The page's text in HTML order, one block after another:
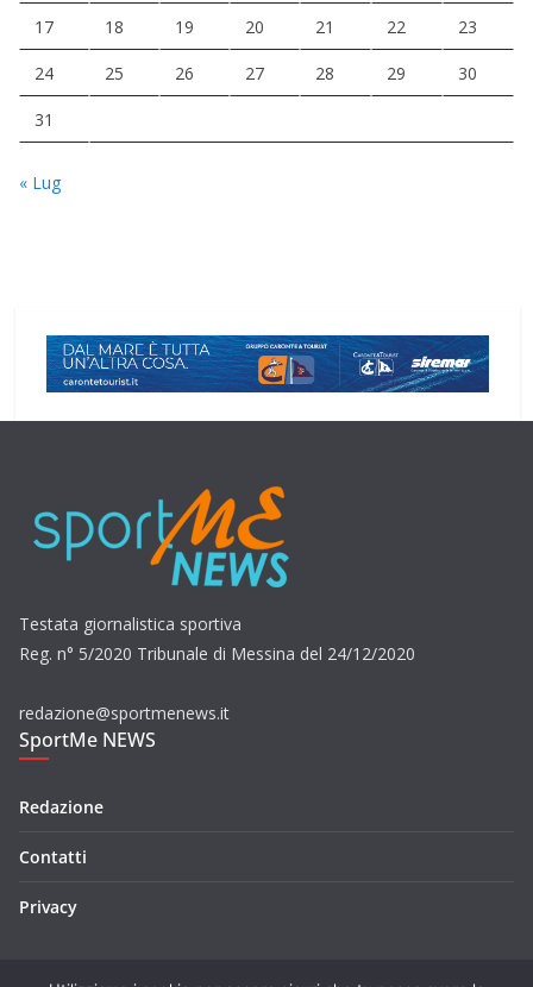
17 18 19 20 21 22 23
24 25 26 27 28 29 30
31
« Lug
Testata giornalistica sportiva
Reg. n° 5/2020 Tribunale di Messina del 24/12/2020
redazione@sportmenews.it
SportMe NEWS
Redazione
Contatti
Privacy